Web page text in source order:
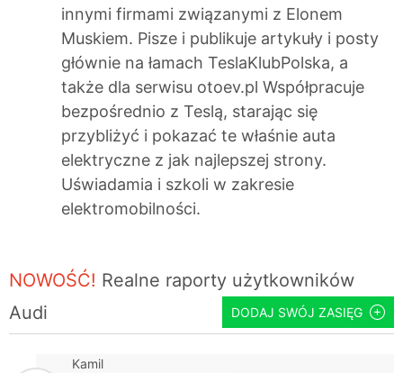
innymi firmami związanymi z Elonem
Muskiem. Pisze i publikuje artykuły i posty
głównie na łamach TeslaKlubPolska, a
także dla serwisu otoev.pl Współpracuje
bezpośrednio z Teslą, starając się
przybliżyć i pokazać te właśnie auta
elektryczne z jak najlepszej strony.
Uświadamia i szkoli w zakresie
elektromobilności.
NOWOŚĆ! Realne raporty użytkowników
Audi
DODAJ SWÓJ ZASIĘG
Kamil